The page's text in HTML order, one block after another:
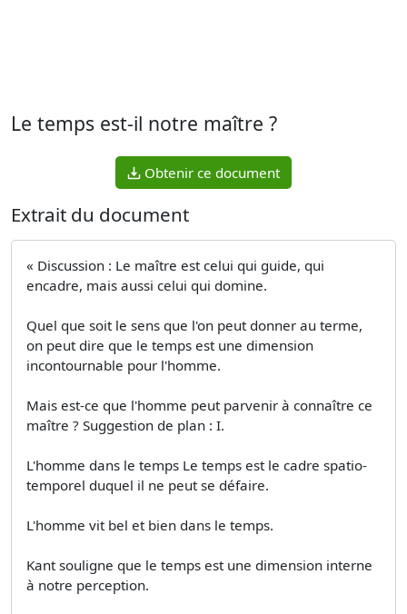
Le temps est-il notre maître ?
Obtenir ce document
Extrait du document
« Discussion : Le maître est celui qui guide, qui
encadre, mais aussi celui qui domine.
Quel que soit le sens que l'on peut donner au terme,
on peut dire que le temps est une dimension
incontournable pour l'homme.
Mais est-ce que l'homme peut parvenir à connaître ce
maître ? Suggestion de plan : I.
L'homme dans le temps Le temps est le cadre spatio-
temporel duquel il ne peut se défaire.
L'homme vit bel et bien dans le temps.
Kant souligne que le temps est une dimension interne
à notre perception.